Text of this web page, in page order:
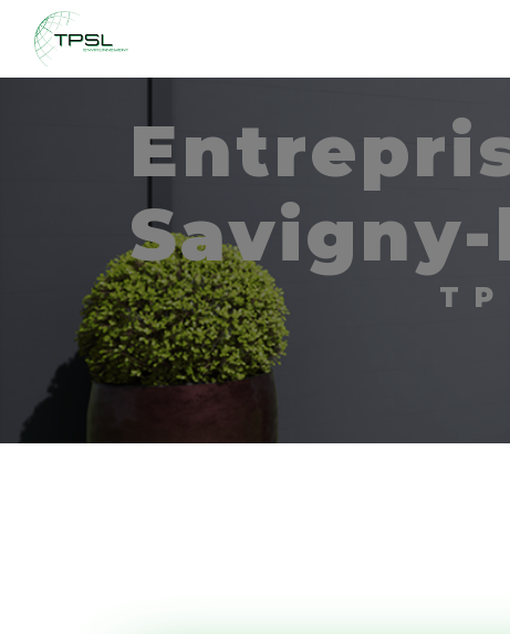
entreprise de démolition
Panneau de gestion des cookies